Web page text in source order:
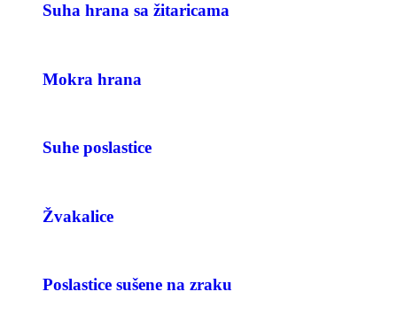
Suha hrana sa žitaricama
Mokra hrana
Suhe poslastice
Žvakalice
Poslastice sušene na zraku